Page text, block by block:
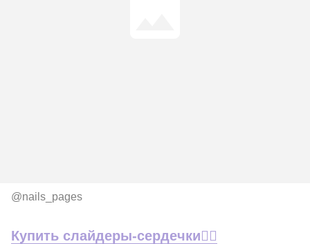
@nails_pages
Купить слайдеры-сердечки👇🏽